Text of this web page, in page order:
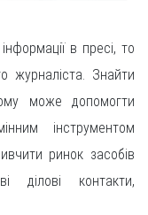
в пресі, то
журналіста. Знайти
може допомогти
інструментом
ринок засобів
ділові контакти,